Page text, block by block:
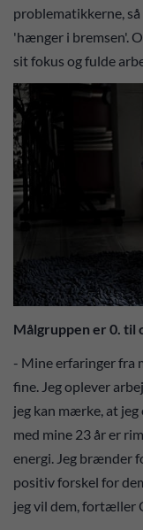
problematikkerne,
'hænger i bremsen'.
sit fokus og fulde
Målgruppen er 0. til
- Mine erfaringer fra
fine. Jeg oplever
jeg kan mærke, at
med mine 23 år er
energi. Jeg brænder
positiv forskel for
jeg vil dem, fortæller